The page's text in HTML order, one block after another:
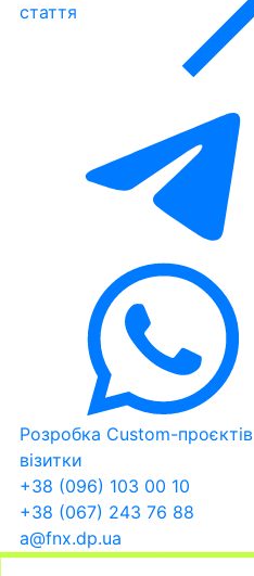
стаття
Розробка Custom-проєктів
візитки
+38 (096) 103 00 10
+38 (067) 243 76 88
a@fnx.dp.ua